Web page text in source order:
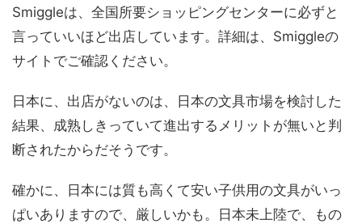
Smiggleは、全国所要ショッピングセンターに必ずと
言っていいほど出店しています。詳細は、Smiggleの
サイトでご確認ください。
日本に、出店がないのは、日本の文具市場を検討した
結果、成熟しきっていて進出するメリットが無いと判
断されたからだそうです。
確かに、日本には質も高くて安い子供用の文具がいっ
ぱいありますので、厳しいかも。日本未上陸で、もの